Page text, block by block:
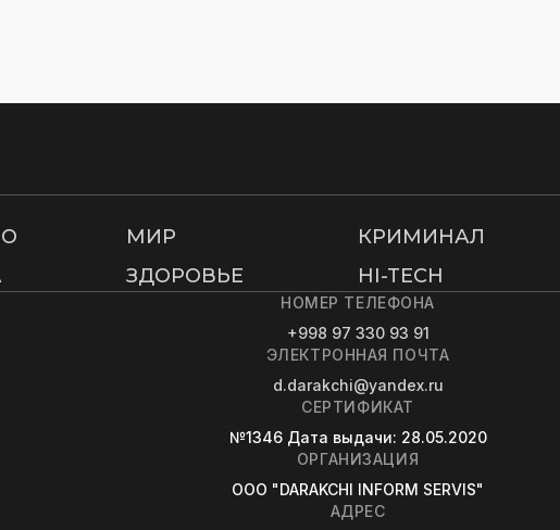
МИР КРИМИНАЛ
ЗДОРОВЬЕ HI-TECH
НОМЕР ТЕЛЕФОНА
+998 97 330 93 91
ЭЛЕКТРОННАЯ ПОЧТА
d.darakchi@yandex.ru
СЕРТИФИКАТ
№1346 Дата выдачи: 28.05.2020
ОРГАНИЗАЦИЯ
OOO "DARAKCHI INFORM SERVIS"
АДРЕС